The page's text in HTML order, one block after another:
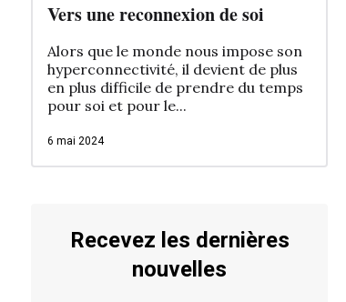
Vers une reconnexion de soi
Alors que le monde nous impose son
hyperconnectivité, il devient de plus
en plus difficile de prendre du temps
pour soi et pour le...
6 mai 2024
Recevez les dernières
nouvelles